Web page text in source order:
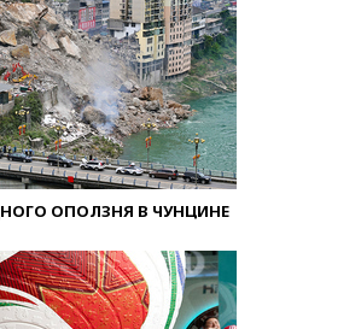
ОПОЛЗНЯ В ЧУНЦИНЕ